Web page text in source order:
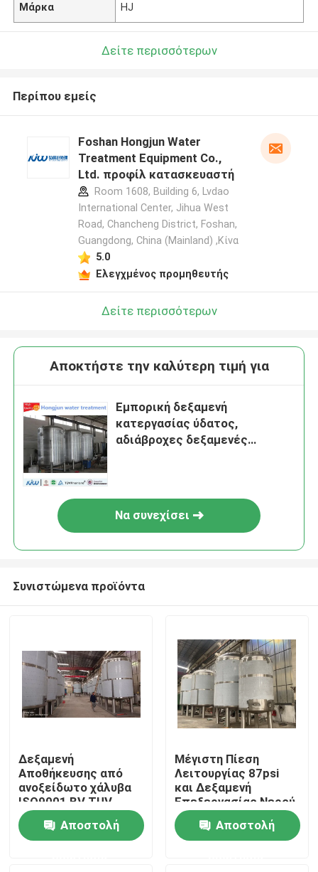
Σπίτι
Προϊόντα
Μάρκα HJ
Δείτε περισσότερων
Περίπου εμείς
Foshan Hongjun Water
Treatment Equipment Co.,
Ltd. προφίλ κατασκευαστή
Room 1608, Building 6, Lvdao
International Center, Jihua West
Road, Chancheng District, Foshan,
Guangdong, China (Mainland) ,Κίνα
5.0
Ελεγχμένος προμηθευτής
Δείτε περισσότερων
Αποκτήστε την καλύτερη τιμή για
Εμπορική δεξαμενή
κατεργασίας ύδατος,
αδιάβροχες δεξαμενές
Να συνεχίσει
Συνιστώμενα προϊόντα
Δεξαμενή
Αποθήκευσης από
ανοξείδωτο χάλυβα
ISO9001 BV TUV
Certified για
βιομηχανικές
εφαρμογές
Αποστολή
Μέγιστη Πίεση
Λειτουργίας 87psi
και Δεξαμενή
Επεξεργασίας Νερού
με Γυάλισμα
Καθρέφτη για
Προσαρμοσμένες
Αποστολή